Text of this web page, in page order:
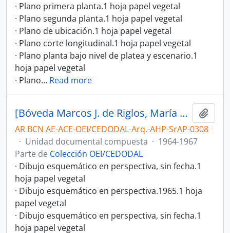
· Plano primera planta.1 hoja papel vegetal
· Plano segunda planta.1 hoja papel vegetal
· Plano de ubicación.1 hoja papel vegetal
· Plano corte longitudinal.1 hoja papel vegetal
· Plano planta bajo nivel de platea y escenario.1
hoja papel vegetal
· Plano… Read more
[Bóveda Marcos J. de Riglos, María Alzaga de Riglos y familia]
AR BCN AE-ACE-OEI/CEDODAL-Arq.-AHP-SrAP-0308
· Unidad documental compuesta · 1964-1967
Parte de Colección OEI/CEDODAL
· Dibujo esquemático en perspectiva, sin fecha.1
hoja papel vegetal
· Dibujo esquemático en perspectiva.1965.1 hoja
papel vegetal
· Dibujo esquemático en perspectiva, sin fecha.1
hoja papel vegetal